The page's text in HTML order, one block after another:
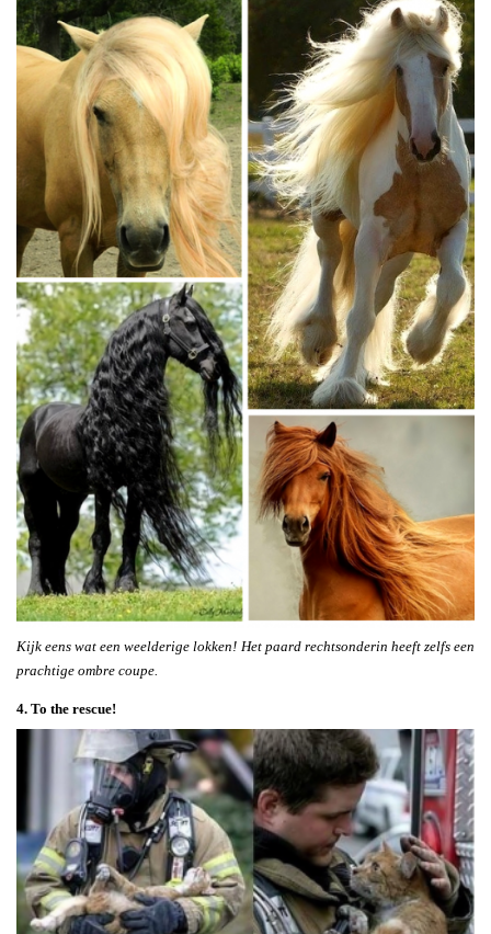
Kijk eens wat een weelderige lokken! Het paard rechtsonderin heeft zelfs een
prachtige ombre coupe.
4. To the rescue!